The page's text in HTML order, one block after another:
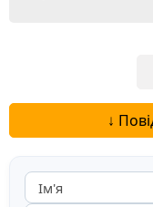
люблю у Флеґґ, так
серйозне сказати
Читати далі...
↓